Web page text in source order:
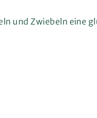
und Zwiebeln